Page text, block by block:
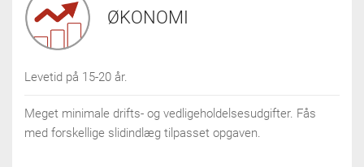
ØKONOMI
Levetid på 15-20 år.
Meget minimale drifts- og vedligeholdelsesudgifter. Fås
med forskellige slidindlæg tilpasset opgaven.